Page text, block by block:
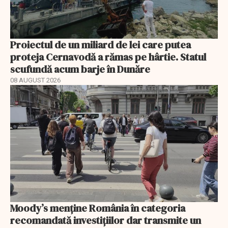
Proiectul de un miliard de lei care putea
proteja Cernavodă a rămas pe hârtie. Statul
scufundă acum barje în Dunăre
08 AUGUST 2026
Moody’s menține România în categoria
recomandată investițiilor dar transmite un